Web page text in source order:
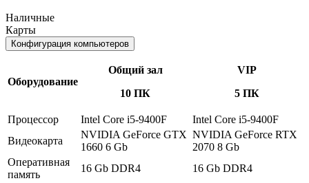
Наличные
Карты
Конфигурация компьютеров
Оборудование
Общий зал
10 ПК
VIP
5 ПК
Процессор Intel Core i5-9400F
Intel Core i5-9400F
Видеокарта
NVIDIA GeForce GTX
1660 6 Gb
NVIDIA GeForce RTX
2070 8 Gb
Оперативная
память
16 Gb DDR4
16 Gb DDR4